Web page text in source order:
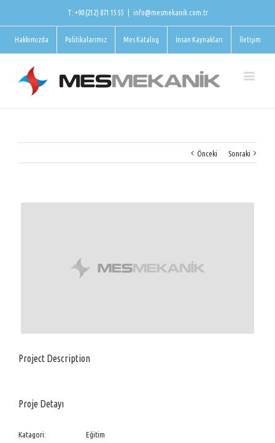
T: +90 (212) 871 15 55 info@mesmekanik.com.tr
Hakkımızda Politikalarımız Mes Katalog İnsan Kaynakları İletişim
Önceki Sonraki
Project Description
Proje Detayı
Katagori: Eğitim